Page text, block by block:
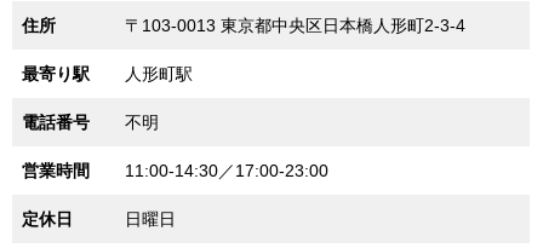
住所 〒103-0013 東京都中央区日本橋人形町2-3-4
最寄り駅 人形町駅
電話番号 不明
営業時間 11:00-14:30／17:00-23:00
定休日 日曜日